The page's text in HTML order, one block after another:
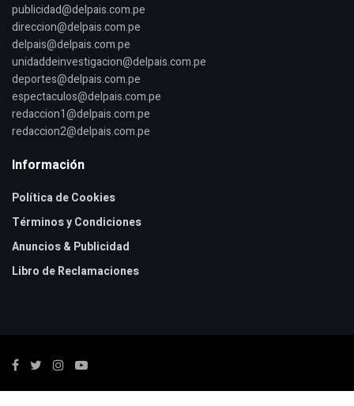
publicidad@delpais.com.pe
direccion@delpais.com.pe
delpais@delpais.com.pe
unidaddeinvestigacion@delpais.com.pe
deportes@delpais.com.pe
espectaculos@delpais.com.pe
redaccion1@delpais.com.pe
redaccion2@delpais.com.pe
Información
Política de Cookies
Términos y Condiciones
Anuncios & Publicidad
Libro de Reclamaciones